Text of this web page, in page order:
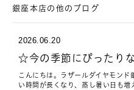
銀座本店の他のブログ
2026.06.20
☆今の季節にぴったり
こんにちは。ラザールダイヤモンド
い時間が長くなり、蒸し暑い日も